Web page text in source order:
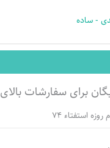
سفارشات بالای ۳۰۰.۰۰۰ تومان
استفتاء 74